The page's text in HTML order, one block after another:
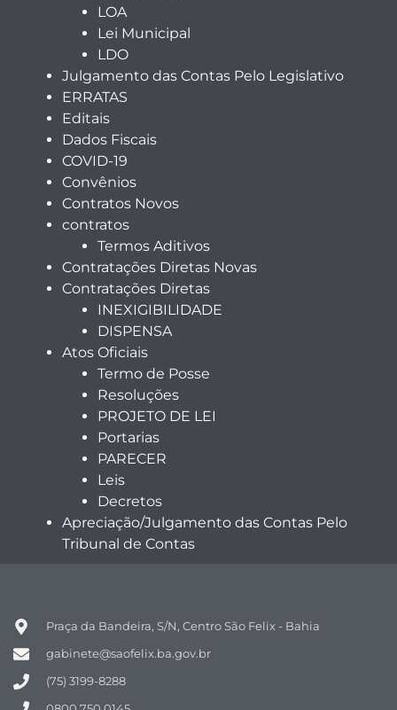
LOA
Lei Municipal
LDO
Julgamento das Contas Pelo Legislativo
ERRATAS
Editais
Dados Fiscais
COVID-19
Convênios
Contratos Novos
contratos
Termos Aditivos
Contratações Diretas Novas
Contratações Diretas
INEXIGIBILIDADE
DISPENSA
Atos Oficiais
Termo de Posse
Resoluções
PROJETO DE LEI
Portarias
PARECER
Leis
Decretos
Apreciação/Julgamento das Contas Pelo
Tribunal de Contas
Praça da Bandeira, S/N, Centro São Felix - Bahia
gabinete@saofelix.ba.gov.br
(75) 3199-8288